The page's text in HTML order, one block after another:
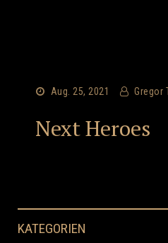
Aug. 25, 2021 Gregor
Next Heroes
KATEGORIEN